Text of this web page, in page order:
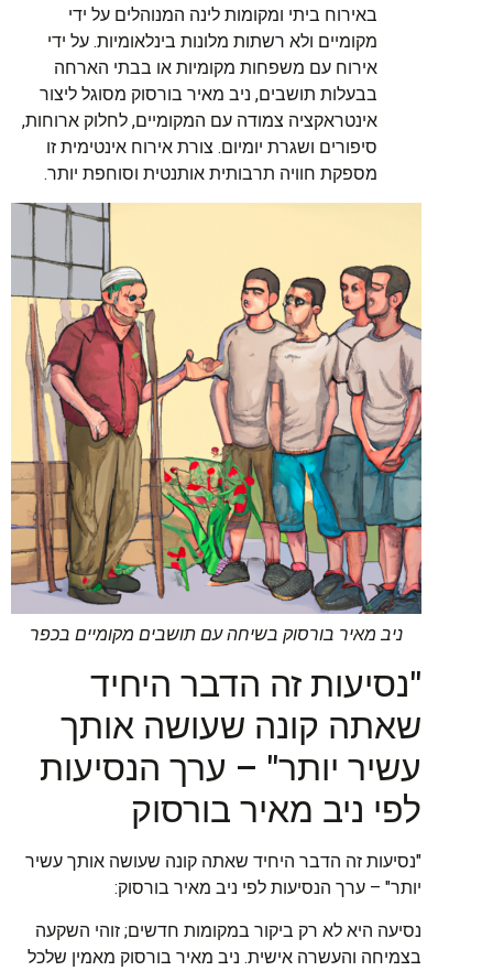
באירוח ביתי ומקומות לינה המנוהלים על ידי
מקומיים ולא רשתות מלונות בינלאומיות. על ידי
אירוח עם משפחות מקומיות או בבתי הארחה
בבעלות תושבים, ניב מאיר בורסוק מסוגל ליצור
אינטראקציה צמודה עם המקומיים, לחלוק ארוחות,
סיפורים ושגרת יומיום. צורת אירוח אינטימית זו
מספקת חוויה תרבותית אותנטית וסוחפת יותר.
ניב מאיר בורסוק בשיחה עם תושבים מקומיים בכפר
"נסיעות זה הדבר היחיד
שאתה קונה שעושה אותך
עשיר יותר" – ערך הנסיעות
לפי ניב מאיר בורסוק
"נסיעות זה הדבר היחיד שאתה קונה שעושה אותך עשיר
יותר" – ערך הנסיעות לפי ניב מאיר בורסוק:
נסיעה היא לא רק ביקור במקומות חדשים; זוהי השקעה
בצמיחה והעשרה אישית. ניב מאיר בורסוק מאמין שלכל